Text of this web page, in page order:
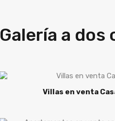
Galería a dos
Villas en venta